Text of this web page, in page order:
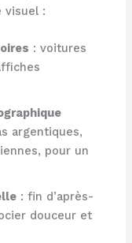
visuel :
: voitures
argentiques,
pour un
: fin d’après-
douceur et